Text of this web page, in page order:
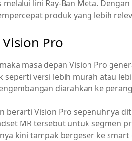
melalui lini Ray-Ban Meta.
produk yang lebih
Pro
masa depan Vision Pro
seperti versi lebih murah atau
diarahkan ke
berarti Vision Pro sepenuhnya
MR tersebut untuk segmen
kini tampak bergeser ke smart